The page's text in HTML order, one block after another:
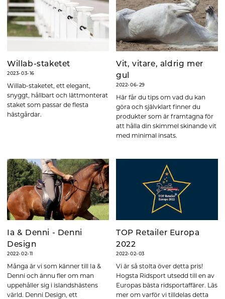
Willab-staketet
2023-03-16
Willab-staketet, ett elegant,
snyggt, hållbart och lättmonterat
staket som passar de flesta
hästgårdar.
Vit, vitare, aldrig mer
gul
2022-06-29
Här får du tips om vad du kan
göra och självklart finner du
produkter som är framtagna för
att hålla din skimmel skinande vit
med minimal insats.
Ia & Denni - Denni
Design
2022-02-11
Många är vi som känner till Ia &
Denni och ännu fler om man
uppehåller sig i islandshästens
värld. Denni Design, ett
TOP Retailer Europa
2022
2022-02-03
Vi är så stolta över detta pris!
Hogsta Ridsport utsedd till en av
Europas bästa ridsportaffärer. Läs
mer om varför vi tilldelas detta